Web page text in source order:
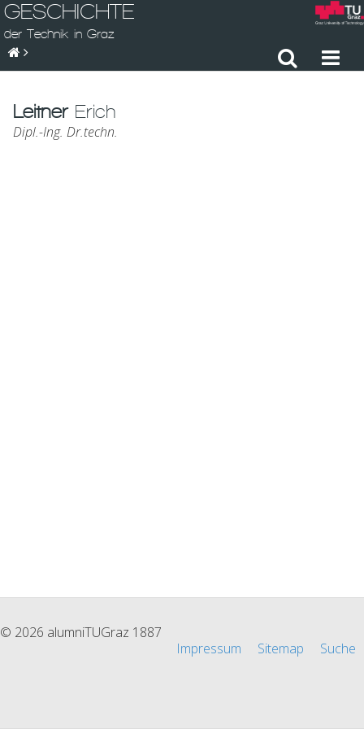
GESCHICHTE
der Technik in Graz
LeitnerErich
Dipl.-Ing. Dr.techn.
© 2026 alumniTUGraz 1887
Impressum
Sitemap Suche